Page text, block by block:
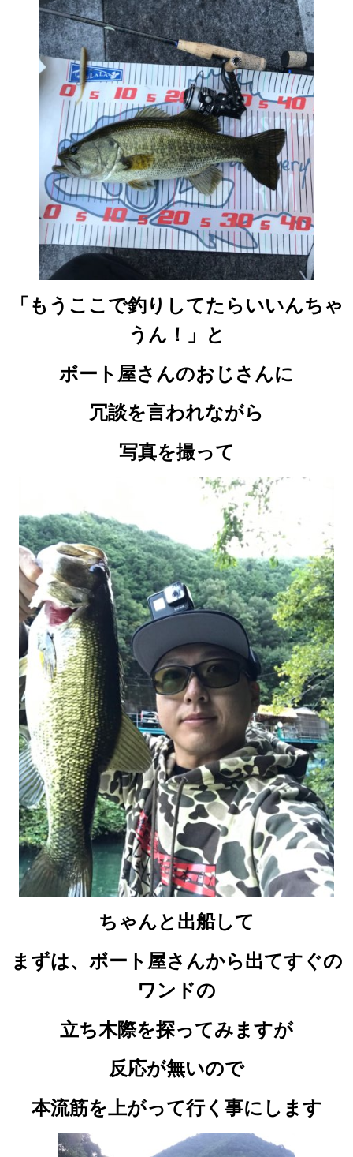
「もうここで釣りしてたらいいんちゃ
うん！」と
ボート屋さんのおじさんに
冗談を言われながら
写真を撮って
ちゃんと出船して
まずは、ボート屋さんから出てすぐの
ワンドの
立ち木際を探ってみますが
反応が無いので
本流筋を上がって行く事にします